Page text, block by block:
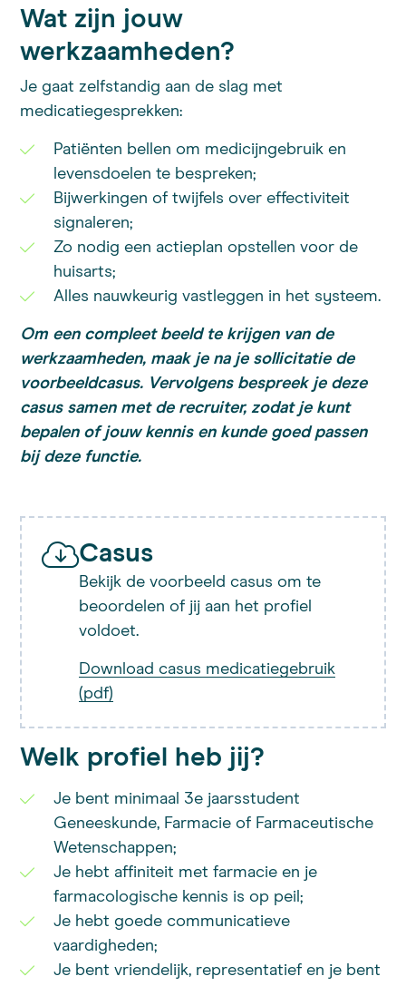
Wat zijn jouw
werkzaamheden?
Je gaat zelfstandig aan de slag met
medicatiegesprekken:
Patiënten bellen om medicijngebruik en
levensdoelen te bespreken;
Bijwerkingen of twijfels over effectiviteit
signaleren;
Zo nodig een actieplan opstellen voor de
huisarts;
Alles nauwkeurig vastleggen in het systeem.
Om een compleet beeld te krijgen van de
werkzaamheden, maak je na je sollicitatie de
voorbeeldcasus. Vervolgens bespreek je deze
casus samen met de recruiter, zodat je kunt
bepalen of jouw kennis en kunde goed passen
bij deze functie.
Casus
Bekijk de voorbeeld casus om te
beoordelen of jij aan het profiel
voldoet.
Download casus medicatiegebruik
(pdf)
Welk profiel heb jij?
Je bent minimaal 3e jaarsstudent
Geneeskunde, Farmacie of Farmaceutische
Wetenschappen;
Je hebt affiniteit met farmacie en je
farmacologische kennis is op peil;
Je hebt goede communicatieve
vaardigheden;
Je bent vriendelijk, representatief en je bent